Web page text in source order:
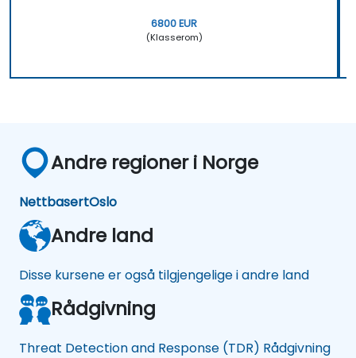
6800 EUR
(Klasserom)
Andre regioner i Norge
NettbasertOslo
Andre land
Disse kursene er også tilgjengelige i andre land
Rådgivning
Threat Detection and Response (TDR) Rådgivning